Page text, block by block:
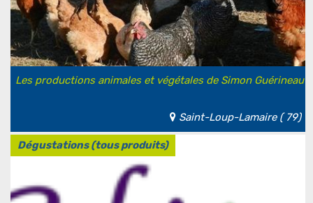
Les productions animales et végétales de Simon Guérineau
Saint-Loup-Lamaire ( 79)
Dégustations (tous produits)